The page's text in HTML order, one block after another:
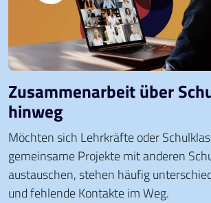
Zusammenarbeit über
hinweg
Möchten sich Lehrkräfte oder
gemeinsame Projekte mit anderen
austauschen, stehen häufig
und fehlende Kontakte im Weg.